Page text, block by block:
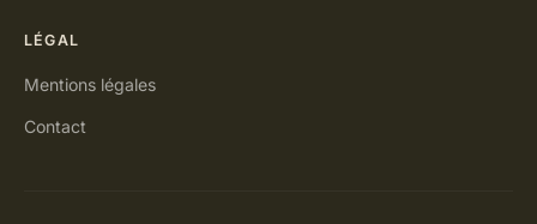
LÉGAL
Mentions légales
Contact